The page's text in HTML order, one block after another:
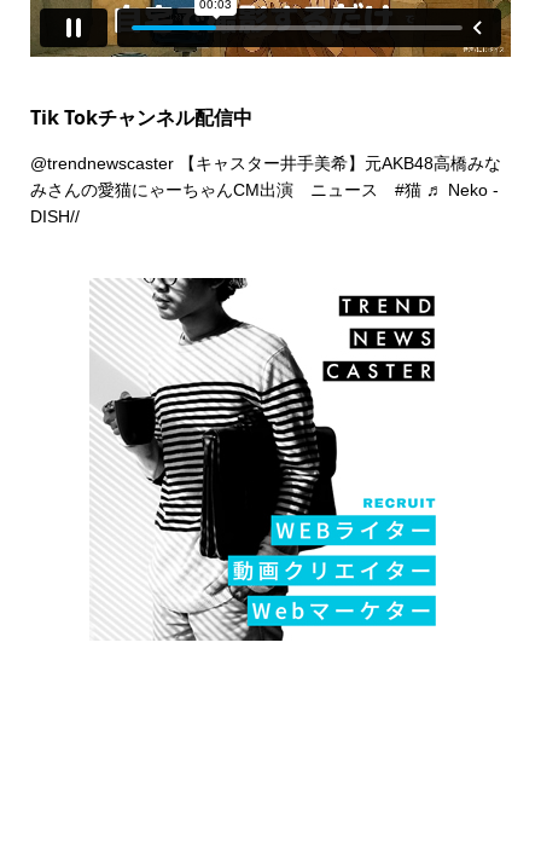
Tik Tokチャンネル配信中
@trendnewscaster【キャスター井手美希】元AKB48高橋みな
みさんの愛猫にゃーちゃんCM出演 ニュース #猫 ♬ Neko -
DISH//